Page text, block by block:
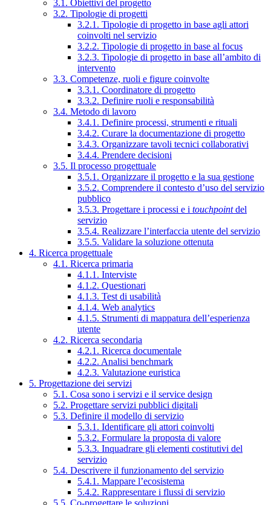
3.1. Obiettivi del progetto
3.2. Tipologie di progetti
3.2.1. Tipologie di progetto in base agli attori
coinvolti nel servizio
3.2.2. Tipologie di progetto in base al focus
3.2.3. Tipologie di progetto in base all’ambito di
intervento
3.3. Competenze, ruoli e figure coinvolte
3.3.1. Coordinatore di progetto
3.3.2. Definire ruoli e responsabilità
3.4. Metodo di lavoro
3.4.1. Definire processi, strumenti e rituali
3.4.2. Curare la documentazione di progetto
3.4.3. Organizzare tavoli tecnici collaborativi
3.4.4. Prendere decisioni
3.5. Il processo progettuale
3.5.1. Organizzare il progetto e la sua gestione
3.5.2. Comprendere il contesto d’uso del servizio
pubblico
3.5.3. Progettare i processi e i touchpointdel
servizio
3.5.4. Realizzare l’interfaccia utente del servizio
3.5.5. Validare la soluzione ottenuta
4. Ricerca progettuale
4.1. Ricerca primaria
4.1.1. Interviste
4.1.2. Questionari
4.1.3. Test di usabilità
4.1.4. Web analytics
4.1.5. Strumenti di mappatura dell’esperienza
utente
4.2. Ricerca secondaria
4.2.1. Ricerca documentale
4.2.2. Analisi benchmark
4.2.3. Valutazione euristica
5. Progettazione dei servizi
5.1. Cosa sono i servizi e il service design
5.2. Progettare servizi pubblici digitali
5.3. Definire il modello di servizio
5.3.1. Identificare gli attori coinvolti
5.3.2. Formulare la proposta di valore
5.3.3. Inquadrare gli elementi costitutivi del
servizio
5.4. Descrivere il funzionamento del servizio
5.4.1. Mappare l’ecosistema
5.4.2. Rappresentare i flussi di servizio
5.5. Co-progettare le soluzioni